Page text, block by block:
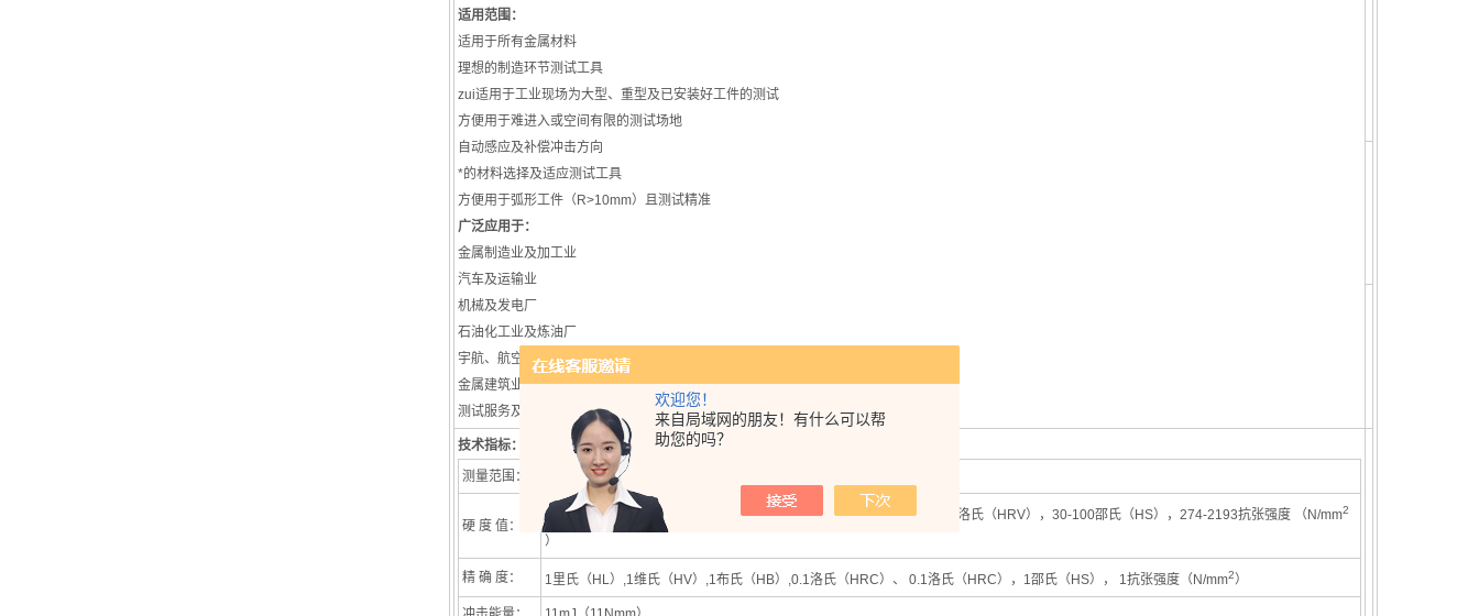
欢迎您！
来自局域网的朋友！有什么可以帮
助您的吗？
适用范围：
适用于所有金属材料
理想的制造环节测试工具
zui适用于工业现场为大型、重型及已安装好工件的测试
方便用于难进入或空间有限的测试场地
自动感应及补偿冲击方向
*的材料选择及适应测试工具
方便用于弧形工件（R>10mm）且测试精准
广泛应用于：
金属制造业及加工业
汽车及运输业
机械及发电厂
石油化工业及炼油厂
宇航、航空及造船业
金属建筑业
测试服务及实验室等
技术指标：
测量范围：
150-950 里氏（HL）
硬 度 值：
81-955维氏（HV）,81-678布氏（HB）,20-70洛氏（HRC）、 38-102洛氏（HRV），30-100邵氏（HS），274-2193抗张强度 （N/mm2
）
精 确 度： 1里氏（HL）,1维氏（HV）,1布氏（HB）,0.1洛氏（HRC）、 0.1洛氏（HRC），1邵氏（HS）， 1抗张强度（ N/mm2）